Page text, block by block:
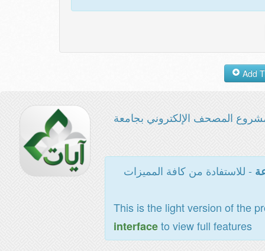
المصحف الإلكتروني بجامعة
- للاستفادة من كافة المميزات
This is the light version of the
interfaceto view full features